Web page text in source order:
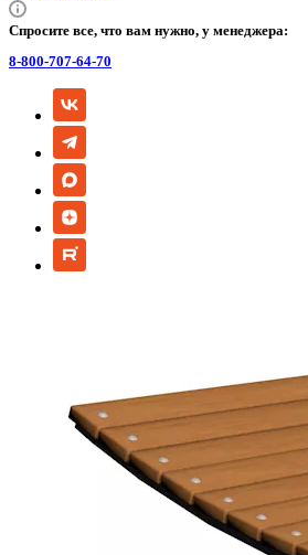
Спросите все, что вам нужно, у менеджера:
8-800-707-64-70